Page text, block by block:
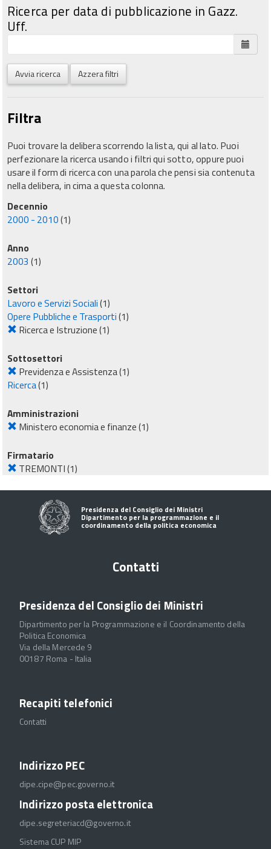
Ricerca per data di pubblicazione in Gazz.
Uff.
Avvia ricerca Azzera filtri
Filtra
Puoi trovare la delibera scorrendo la lista, qui al lato. Puoi
perfezionare la ricerca usando i filtri qui sotto, oppure puoi
usare il form di ricerca con una parola che pensi sia contenuta
nella delibera, in cima a questa colonna.
Decennio
2000 - 2010(1)
Anno
2003 (1)
Settori
Lavoro e Servizi Sociali(1)
Opere Pubbliche e Trasporti(1)
Ricerca e Istruzione(1)
Sottosettori
Previdenza e Assistenza(1)
Ricerca(1)
Amministrazioni
Ministero economia e finanze(1)
Firmatario
TREMONTI(1)
Presidenza del Consiglio dei Ministri
Dipartimento per la programmazione e il
coordinamento della politica economica
Contatti
Presidenza del Consiglio dei Ministri
Dipartimento per la Programmazione e il Coordinamento della
Politica Economica
Via della Mercede 9
00187 Roma - Italia
Recapiti telefonici
Contatti
Indirizzo PEC
dipe.cipe@pec.governo.it
Indirizzo posta elettronica
dipe.segreteriacd@governo.it
Sistema CUP MIP